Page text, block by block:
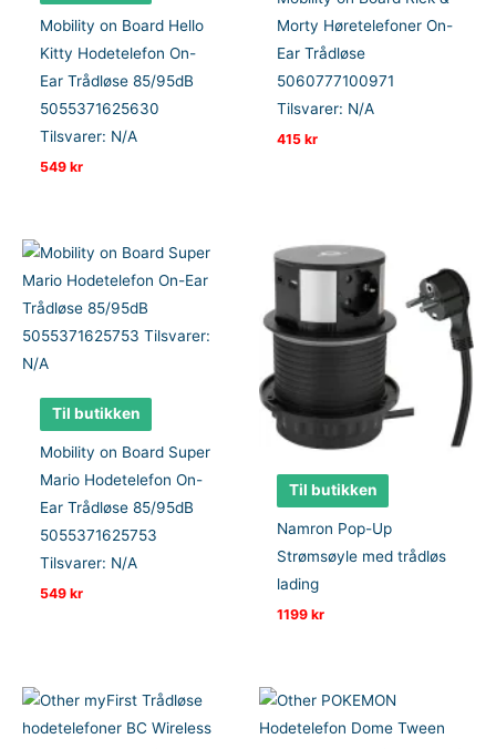
Mobility on Board Hello
Kitty Hodetelefon On-
Ear Trådløse 85/95dB
5055371625630
Tilsvarer: N/A
549kr
Morty Høretelefoner On-
Ear Trådløse
5060777100971
Tilsvarer: N/A
415kr
Til butikken
Mobility on Board Super
Mario Hodetelefon On-
Ear Trådløse 85/95dB
5055371625753
Tilsvarer: N/A
549kr
Til butikken
Namron Pop-Up
Strømsøyle med trådløs
lading
1199kr